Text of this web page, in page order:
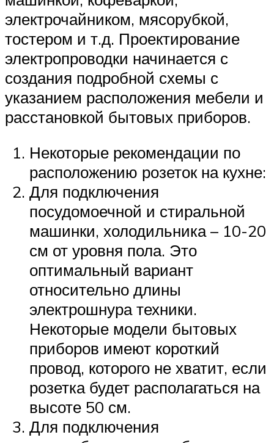
электрочайником, мясорубкой,
тостером и т.д. Проектирование
электропроводки начинается с
создания подробной схемы с
указанием расположения мебели и
расстановкой бытовых приборов.
Некоторые рекомендации по
расположению розеток на кухне:
Для подключения
посудомоечной и стиральной
машинки, холодильника – 10-20
см от уровня пола. Это
оптимальный вариант
относительно длины
электрошнура техники.
Некоторые модели бытовых
приборов имеют короткий
провод, которого не хватит, если
розетка будет располагаться на
высоте 50 см.
Для подключения